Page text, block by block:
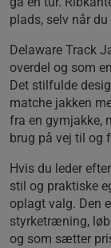
plads, selv når du
Delaware Track
overdel og som
Det stilfulde
matche jakken
fra en gymjakke,
brug på vej til og
Hvis du leder
stil og praktiske
oplagt valg. Den
styrketræning,
og som sætter